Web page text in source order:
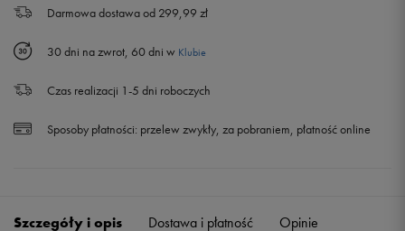
Darmowa dostawa od 299,99 zł
30 dni na zwrot, 60 dni w Klubie
Czas realizacji 1-5 dni roboczych
Sposoby płatności: przelew zwykły, za pobraniem, płatność online
Szczegóły i opis Dostawa i płatność Opinie